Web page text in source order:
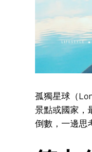
孤獨星球（
景點或國家，
倒數，一邊思